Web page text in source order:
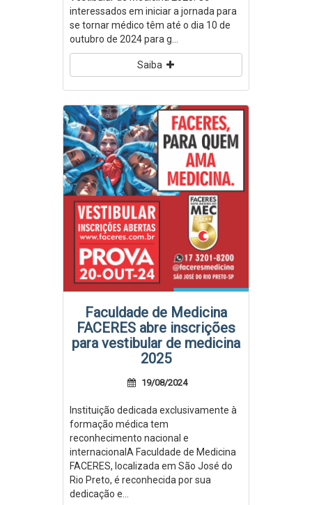
interessados em iniciar a jornada para
se tornar médico têm até o dia 10 de
outubro de 2024 para g...
Saiba
Faculdade de Medicina
FACERES abre inscrições
para vestibular de medicina
2025
19/08/2024
Instituição dedicada exclusivamente à
formação médica tem
reconhecimento nacional e
internacionalA Faculdade de Medicina
FACERES, localizada em São José do
Rio Preto, é reconhecida por sua
dedicação e...